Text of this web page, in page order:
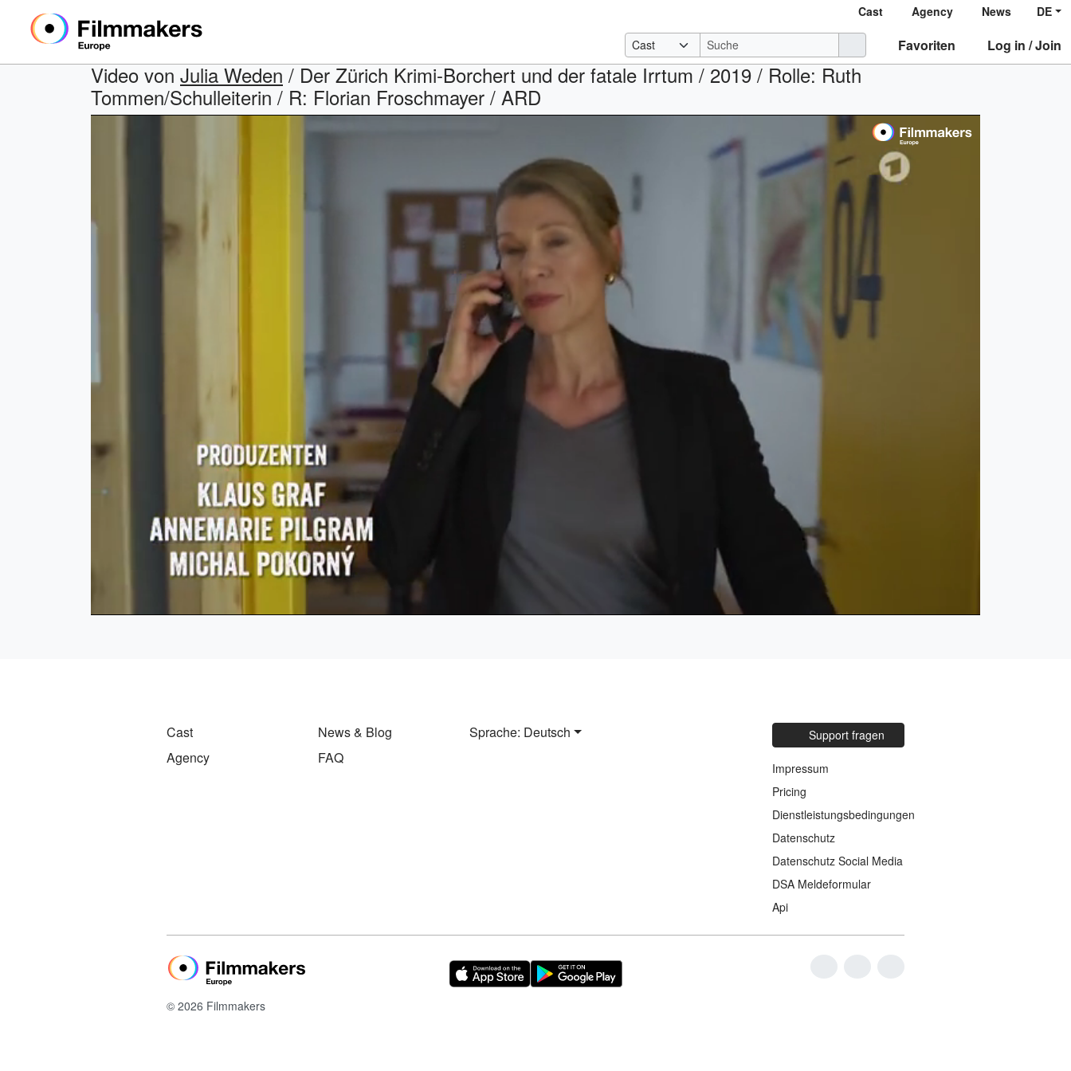
Cast Agency News DE
Favoriten Log in / Join
Video von Julia Weden / Der Zürich Krimi-Borchert und der fatale Irrtum / 2019 / Rolle: Ruth
Tommen/Schulleiterin / R: Florian Froschmayer / ARD
100.00%
selector
Cast
Agency
News & Blog
FAQ
Sprache: Deutsch Support fragen
Impressum
Pricing
Dienstleistungsbedingungen
Datenschutz
Datenschutz Social Media
DSA Meldeformular
Api
© 2026 Filmmakers